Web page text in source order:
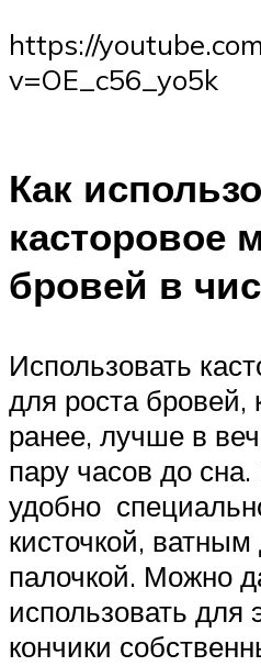
https://
v=OE_c56_yo5k
Как
касторовое
бровей в
Использовать
для роста бровей,
ранее, лучше в
пару часов до
удобно
кисточкой,
палочкой. Можно
использовать для
кончики